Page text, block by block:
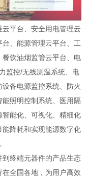
平台、安全用电管理云
、能源管理云平台、工
饮油烟监管云平台、电
监控/无线测温系统、电
备电源监控系统、防火
照明控制系统、医用隔
能化、可视化、精细化
降耗和实现能源数字化
终端元器件的产品生态
全国各地，为用户高效